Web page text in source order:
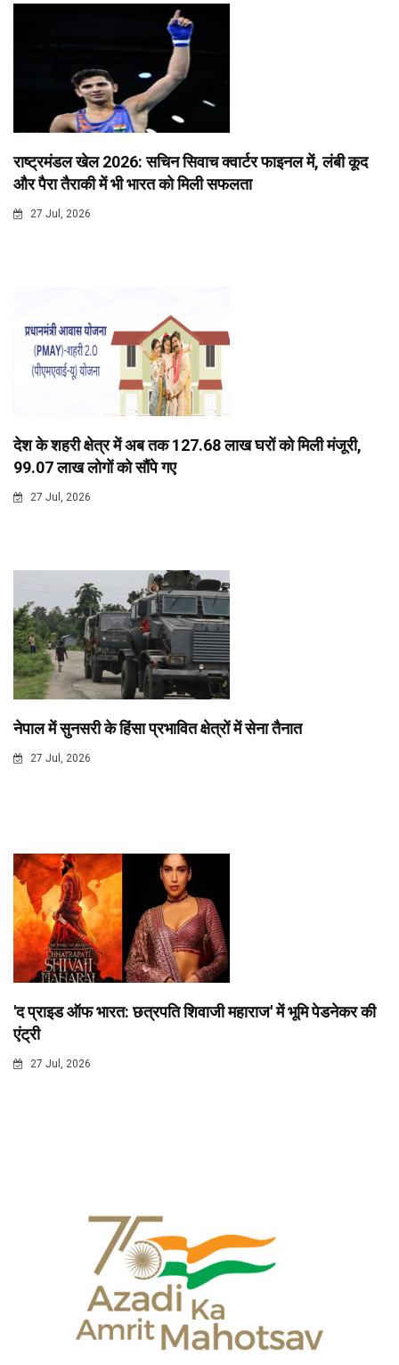
राष्ट्रमंडल खेल 2026: सचिन सिवाच क्वार्टर फाइनल में, लंबी कूद
और पैरा तैराकी में भी भारत को मिली सफलता
27 Jul, 2026
देश के शहरी क्षेत्र में अब तक 127.68 लाख घरों को मिली मंजूरी,
99.07 लाख लोगों को सौंपे गए
27 Jul, 2026
नेपाल में सुनसरी के हिंसा प्रभावित क्षेत्रों में सेना तैनात
27 Jul, 2026
'द प्राइड ऑफ भारत: छत्रपति शिवाजी महाराज' में भूमि पेडनेकर की
एंट्री
27 Jul, 2026